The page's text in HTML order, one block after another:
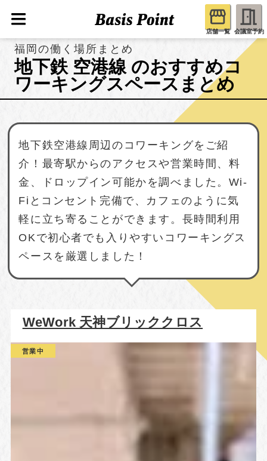
店舗一覧 会議室予約
福岡の働く場所まとめ
地下鉄 空港線 のおすすめコ
ワーキングスペースまとめ
地下鉄空港線周辺のコワーキングをご紹
介！最寄駅からのアクセスや営業時間、料
金、ドロップイン可能かを調べました。Wi-
Fiとコンセント完備で、カフェのように気
軽に立ち寄ることができます。長時間利用
OKで初心者でも入りやすいコワーキングス
ペースを厳選しました！
WeWork 天神ブリッククロス
営業中